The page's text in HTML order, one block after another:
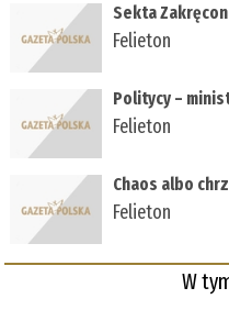
Sekta
Felieton
Politycy –
Felieton
Chaos albo
Felieton
W